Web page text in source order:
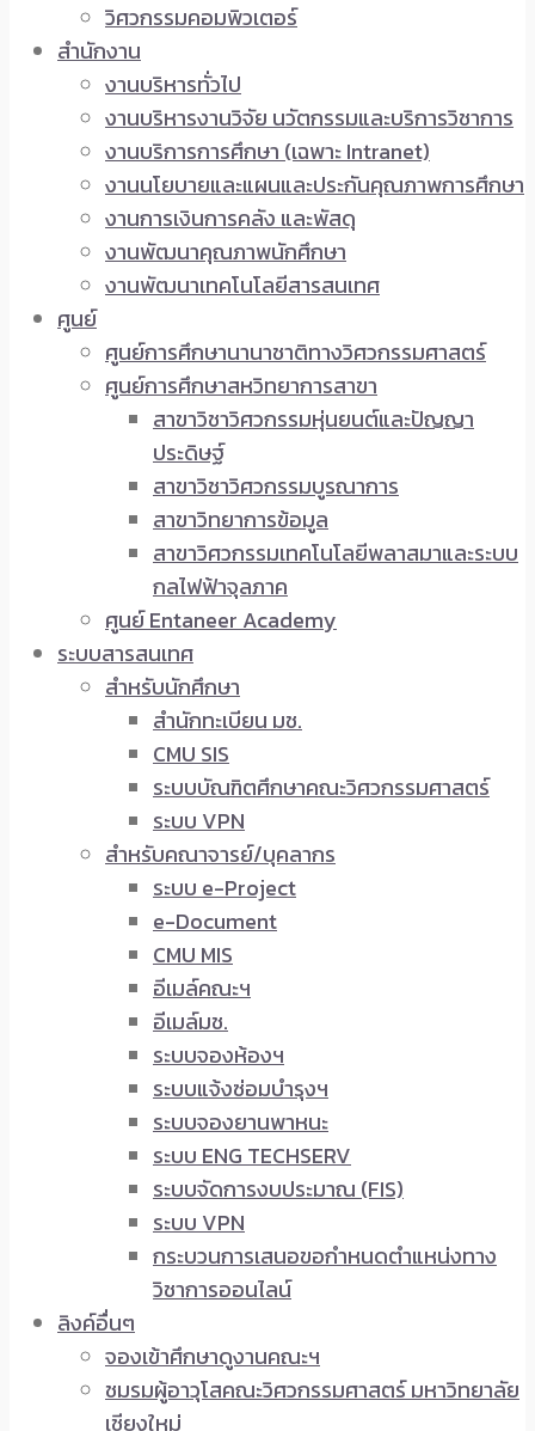
วิศวกรรมคอมพิวเตอร์
สำนักงาน
งานบริหารทั่วไป
งานบริหารงานวิจัย นวัตกรรมและบริการวิชาการ
งานบริการการศึกษา (เฉพาะ Intranet)
งานนโยบายและแผนและประกันคุณภาพการศึกษา
งานการเงินการคลัง และพัสดุ
งานพัฒนาคุณภาพนักศึกษา
งานพัฒนาเทคโนโลยีสารสนเทศ
ศูนย์
ศูนย์การศึกษานานาชาติทางวิศวกรรมศาสตร์
ศูนย์การศึกษาสหวิทยาการสาขา
สาขาวิชาวิศวกรรมหุ่นยนต์และปัญญา
ประดิษฐ์
สาขาวิชาวิศวกรรมบูรณาการ
สาขาวิทยาการข้อมูล
สาขาวิศวกรรมเทคโนโลยีพลาสมาและระบบ
กลไฟฟ้าจุลภาค
ศูนย์ Entaneer Academy
ระบบสารสนเทศ
สำหรับนักศึกษา
สำนักทะเบียน มช.
CMU SIS
ระบบบัณฑิตศึกษาคณะวิศวกรรมศาสตร์
ระบบ VPN
สำหรับคณาจารย์/บุคลากร
ระบบ e-Project
e-Document
CMU MIS
อีเมล์คณะฯ
อีเมล์มช.
ระบบจองห้องฯ
ระบบแจ้งซ่อมบำรุงฯ
ระบบจองยานพาหนะ
ระบบ ENG TECHSERV
ระบบจัดการงบประมาณ (FIS)
ระบบ VPN
กระบวนการเสนอขอกำหนดตำแหน่งทาง
วิชาการออนไลน์
ลิงค์อื่นๆ
จองเข้าศึกษาดูงานคณะฯ
ชมรมผู้อาวุโสคณะวิศวกรรมศาสตร์ มหาวิทยาลัย
เชียงใหม่